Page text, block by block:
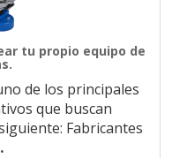
tu propio equipo de
de los principales
que buscan
Fabricantes